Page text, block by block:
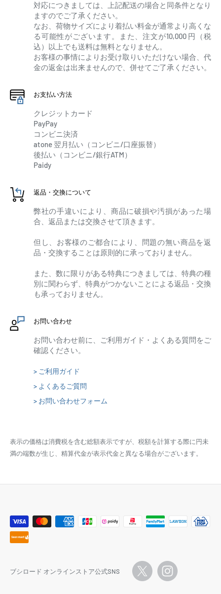
対応につきましては、上記配送の場合と同条件となり
ますのでご了承ください。
なお、荷物サイズにより着払い料金が通常より高くな
る可能性がございます。また、注文が10,000 円（税
込）以上でも送料は無料となりません。
お客様の事情によりお受け取りいただけない場合、代
金の返金は出来ませんので、併せてご了承ください。
お支払い方法
クレジットカード
PayPay
コンビニ決済
atone 翌月払い（コンビニ/口座振替）
後払い（コンビニ/銀行ATM）
Paidy
返品・交換について
弊社の手違いにより、商品に破損や汚損があった場
合、返品または交換させて頂きます。
但し、お客様のご都合により、問題の無い商品を返
品・交換することは原則的に承っておりません。
また、数に限りがある特典につきましては、特典の種
別に関わらず、特典がつかないことによる返品・交換
も承っておりません。
お問い合わせ
お問い合わせ前に、ご利用ガイド・よくある質問をご
確認ください。
> ご利用ガイド
> よくあるご質問
> お問い合わせフォーム
表示の価格は消費税を含む総額表示ですが、税額を計算する際に円未
満の端数が生じ、精算代金が表示代金と異なる場合がございます。
ブシロード オンラインストア公式SNS